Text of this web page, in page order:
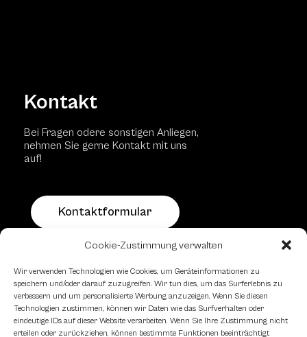
Cookie-Zustimmung verwalten
Wir verwenden Technologien wie Cookies, um Geräteinformationen zu
speichern und/oder darauf zuzugreifen. Wir tun dies, um das Surferlebnis zu
verbessern und um personalisierte Werbung anzuzeigen. Wenn Sie diesen
Technologien zustimmen, können wir Daten wie das Surfverhalten oder
eindeutige IDs auf dieser Website verarbeiten. Wenn Sie Ihre Zustimmung nicht
erteilen oder zurückziehen, können bestimmte Funktionen beeinträchtigt
Kontakt
Bei Fragen odere sonstigen Anliegen,
nehmen Sie gerne Kontakt mit uns
auf!
Kontaktformular